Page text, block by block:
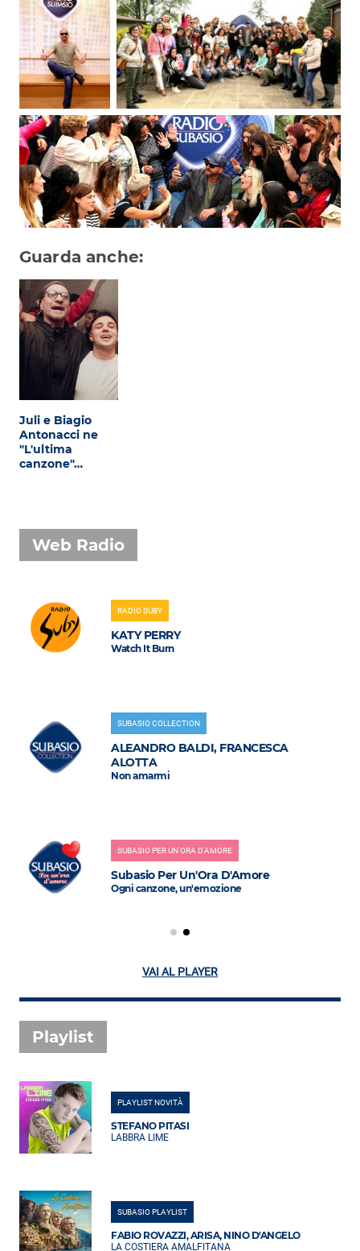
Subasio Collection
Subasio Per Un’Ora D’Amore
Video
Foto
Speciali
Oroscopo
Radio Subasio Music Club
Musica
Cultura
Attualità
Costume
Extra
Eventi
Guarda anche:
Juli e Biagio
Antonacci ne
"L'ultima
canzone"…
Web Radio
RADIO SUBY
KATY PERRY
Watch It Burn
SUBASIO COLLECTION
ALEANDRO BALDI, FRANCESCA
ALOTTA
Non amarmi
SUBASIO PER UN'ORA D'AMORE
Subasio Per Un'Ora D'Amore
Ogni canzone, un'emozione
VAI AL PLAYER
Playlist
PLAYLIST NOVITÀ
STEFANO PITASI
LABBRA LIME
SUBASIO PLAYLIST
FABIO ROVAZZI, ARISA, NINO D'ANGELO
LA COSTIERA AMALFITANA